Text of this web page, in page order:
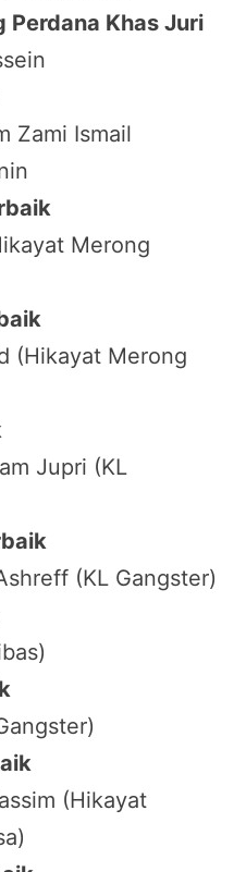
Perdana Khas Juri
Zami Ismail
Merong
(Hikayat Merong
Jupri (KL
(KL Gangster)
(Hikayat